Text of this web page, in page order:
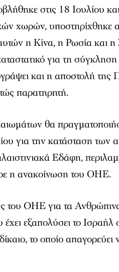
στις 18 Ιουλίου και
χωρών, υποστηρίχθηκε
η Κίνα, η Ρωσία και
για τη σύγκληση
και η αποστολή της
παρατηρητή.
θα
για την κατάσταση των
Εδάφη,
η ανακοίνωση του ΟΗΕ.
του ΟΗΕ για τα
εξαπολύσει το Ισραήλ
το οποίο απαγορεύει